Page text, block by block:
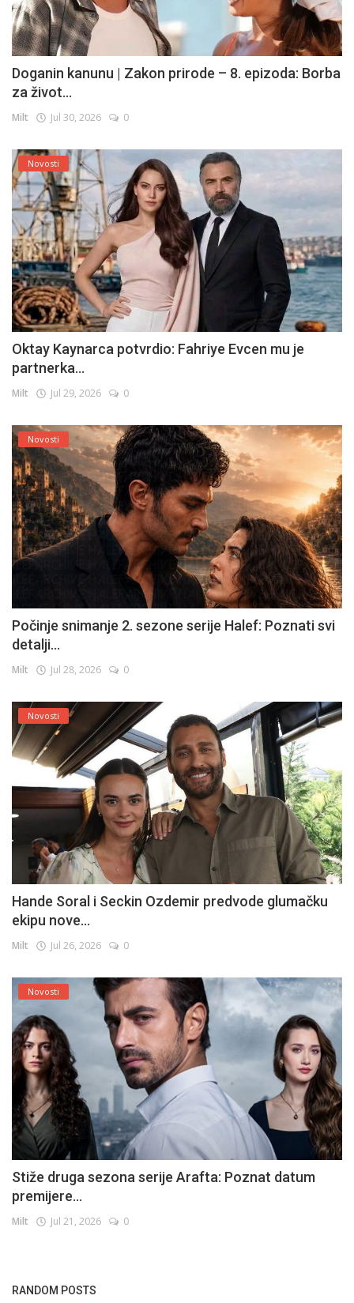
Doganin kanunu | Zakon prirode – 8. epizoda: Borba
za život...
Milt Jul 30, 2026 0
Novosti
Oktay Kaynarca potvrdio: Fahriye Evcen mu je
partnerka...
Milt Jul 29, 2026 0
Novosti
Počinje snimanje 2. sezone serije Halef: Poznati svi
detalji...
Milt Jul 28, 2026 0
Novosti
Hande Soral i Seckin Ozdemir predvode glumačku
ekipu nove...
Milt Jul 26, 2026 0
Novosti
Stiže druga sezona serije Arafta: Poznat datum
premijere...
Milt Jul 21, 2026 0
RANDOM POSTS